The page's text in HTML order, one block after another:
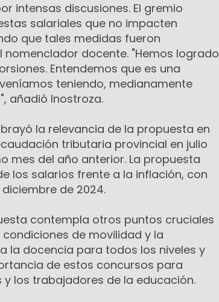
intensas discusiones. El gremio
salariales que no impacten
que tales medidas fueron
docente. "Hemos logrado
Entendemos que es una
teniendo, medianamente
añadió Inostroza.
la relevancia de la propuesta en
tributaria provincial en julio
mes del año anterior. La propuesta
los salarios frente a la inflación, con
de 2024.
contempla otros puntos cruciales
de movilidad y la
la docencia para todos los niveles y
de estos concursos para
los trabajadores de la educación.